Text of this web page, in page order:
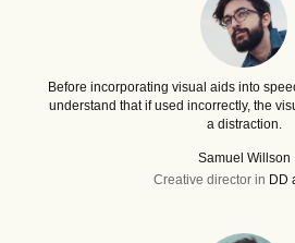
Before incorporating visual aids into
understand that if used incorrectly, the
a distraction.
Samuel Willson
Creative director in DD